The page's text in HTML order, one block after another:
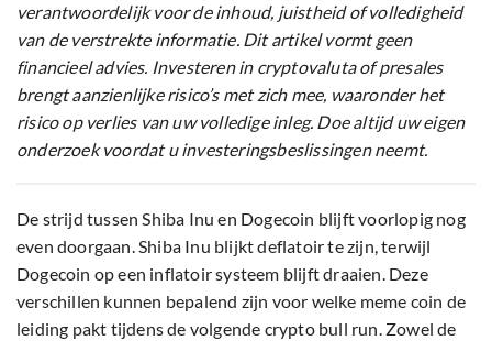
verantwoordelijk voor de inhoud, juistheid of volledigheid
van de verstrekte informatie. Dit artikel vormt geen
financieel advies. Investeren in cryptovaluta of presales
brengt aanzienlijke risico’s met zich mee, waaronder het
risico op verlies van uw volledige inleg. Doe altijd uw eigen
onderzoek voordat u investeringsbeslissingen neemt.
De strijd tussen Shiba Inu en Dogecoin blijft voorlopig nog
even doorgaan. Shiba Inu blijkt deflatoir te zijn, terwijl
Dogecoin op een inflatoir systeem blijft draaien. Deze
verschillen kunnen bepalend zijn voor welke meme coin de
leiding pakt tijdens de volgende crypto bull run. Zowel de